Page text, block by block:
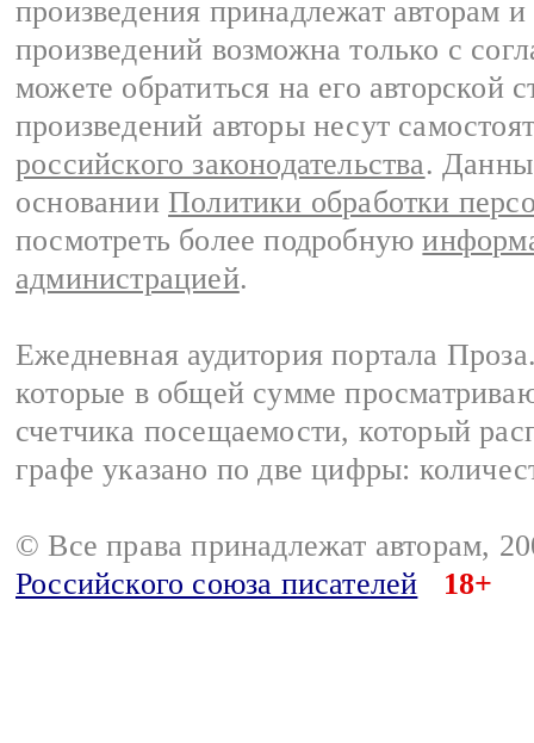
произведения принадлежат авторам
произведений возможна только с
можете обратиться на его авторской
произведений авторы несут
российского законодательства.
основании Политики обработки
посмотреть более подробную
администрацией.
Ежедневная аудитория портала
которые в общей сумме
счетчика посещаемости, который
графе указано по две цифры:
© Все права принадлежат авторам,
Российского союза писателей
18+